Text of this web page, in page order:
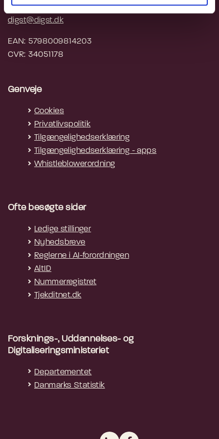
3392 5200
digst@digst.dk
EAN: 5798009814203
CVR: 34051178
Genveje
Cookies
Privatlivspolitik
Tilgængelighedserklæring
Tilgængelighedserklæring - apps
Whistleblowerordning
Ofte besøgte sider
Ledige stillinger
Nyhedsbreve
Reglerne i AI-forordningen
AltID
Nummerregistret
Tjekditnet.dk
Forsknings-, Uddannelses- og
Digitaliseringsministeriet
Departementet
Danmarks Statistik